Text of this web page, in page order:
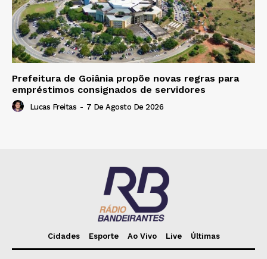
Prefeitura de Goiânia propõe novas regras para
empréstimos consignados de servidores
Lucas Freitas - 7 De Agosto De 2026
Cidades Esporte Ao Vivo Live Últimas